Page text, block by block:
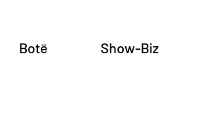
Botë Show-Biz